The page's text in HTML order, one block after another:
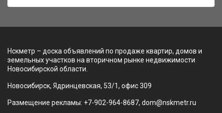
Нскметр – доска объявлений по продаже квартир, домов и
земельных участков на вторичном рынке недвижимости
Новосибирской области.
Новосибирск, Ядринцевская, 53/1, офис 309
Размещение рекламы: +7-902-964-8687, dom@nskmetr.ru